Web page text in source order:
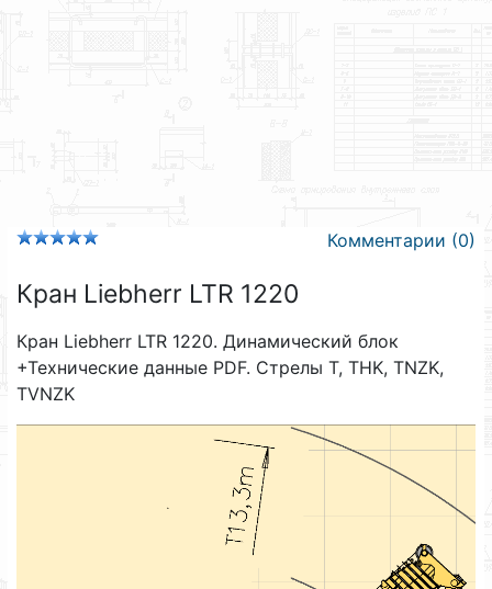
Комментарии (0)
Кран Liebherr LTR 1220
Кран Liebherr LTR 1220. Динамический блок
+Технические данные PDF. Стрелы T, THK, TNZK,
TVNZK